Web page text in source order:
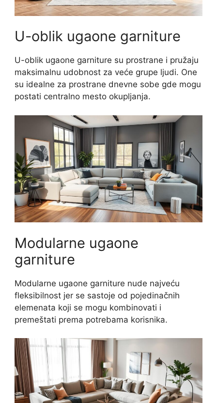
U-oblik ugaone garniture
U-oblik ugaone garniture su prostrane i pružaju
maksimalnu udobnost za veće grupe ljudi. One
su idealne za prostrane dnevne sobe gde mogu
postati centralno mesto okupljanja.
Modularne ugaone
garniture
Modularne ugaone garniture nude najveću
fleksibilnost jer se sastoje od pojedinačnih
elemenata koji se mogu kombinovati i
premeštati prema potrebama korisnika.